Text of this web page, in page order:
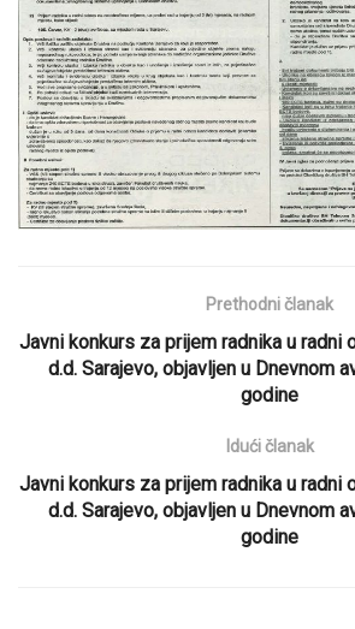
Prethodni članak
Javni konkurs za prijem radnika u radni
d.d. Sarajevo, objavljen u Dnevnom
godine
Idući članak
Javni konkurs za prijem radnika u radni
d.d. Sarajevo, objavljen u Dnevnom
godine